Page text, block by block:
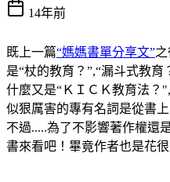
14年前
既上一篇“媽媽書單分享文”
是“杖的教育？”,“漏斗式教育
什麼又是“ＫＩＣＫ教育法？
似狠厲害的專有名詞是從書
不過.....為了不影響著作權還
書來看吧！畢竟作者也是花